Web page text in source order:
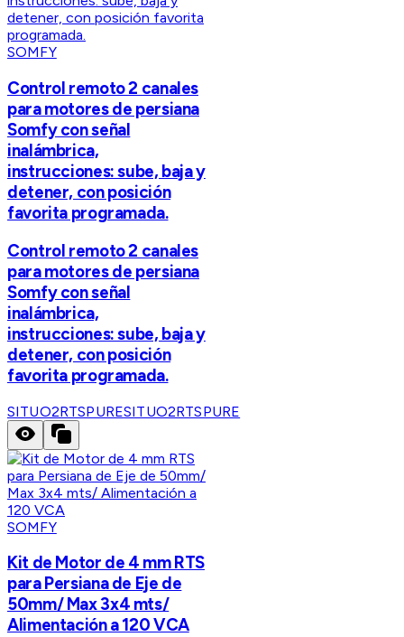
SOMFY
Control remoto 2 canales
para motores de persiana
Somfy con señal
inalámbrica,
instrucciones: sube, baja y
detener, con posición
favorita programada.
Control remoto 2 canales
para motores de persiana
Somfy con señal
inalámbrica,
instrucciones: sube, baja y
detener, con posición
favorita programada.
SITUO2RTSPURESITUO2RTSPURE
SOMFY
Kit de Motor de 4 mm RTS
para Persiana de Eje de
50mm/ Max 3x4 mts/
Alimentación a 120 VCA